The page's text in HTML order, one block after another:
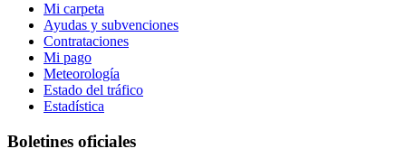
Mi carpeta
Ayudas y subvenciones
Contrataciones
Mi pago
Meteorología
Estado del tráfico
Estadística
Boletines oficiales